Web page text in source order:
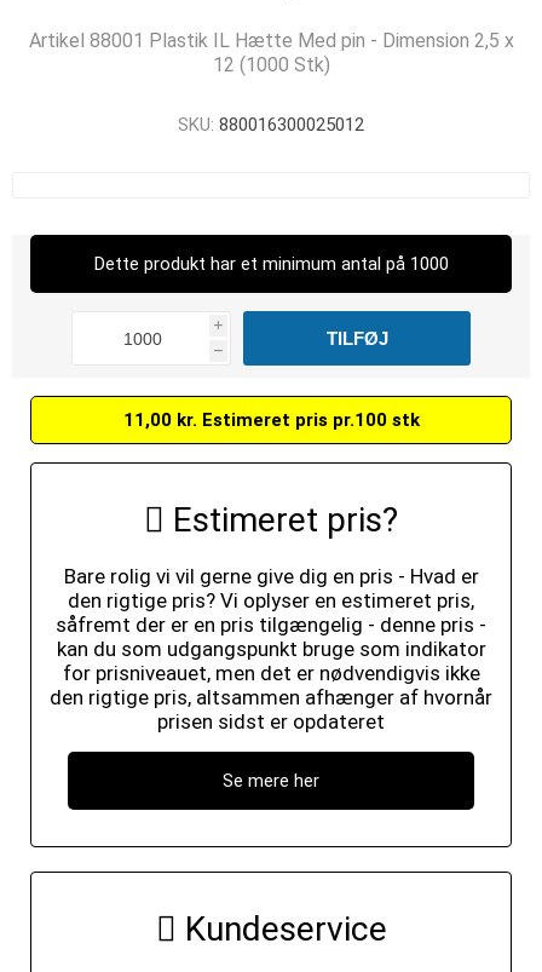
Artikel 88001 Plastik IL Hætte Med pin - Dimension 2,5 x
12 (1000 Stk)
SKU: 880016300025012
Dette produkt har et minimum antal på 1000
i
h
11,00 kr. Estimeret pris pr.100 stk
Estimeret pris?
Bare rolig vi vil gerne give dig en pris - Hvad er
den rigtige pris? Vi oplyser en estimeret pris,
såfremt der er en pris tilgængelig - denne pris -
kan du som udgangspunkt bruge som indikator
for prisniveauet, men det er nødvendigvis ikke
den rigtige pris, altsammen afhænger af hvornår
prisen sidst er opdateret
Se mere her
Kundeservice